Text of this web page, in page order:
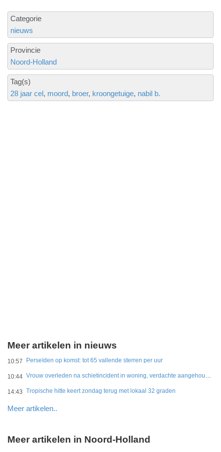
Categorie
nieuws
Provincie
Noord-Holland
Tag(s)
28 jaar cel moord broer kroongetuige nabil b.
Meer artikelen in nieuws
10:57 Perseïden op komst: tot 65 vallende sterren per uur
10:44 Vrouw overleden na schietincident in woning, verdachte aangehouden
14:43 Tropische hitte keert zondag terug met lokaal 32 graden
Meer artikelen..
Meer artikelen in Noord-Holland